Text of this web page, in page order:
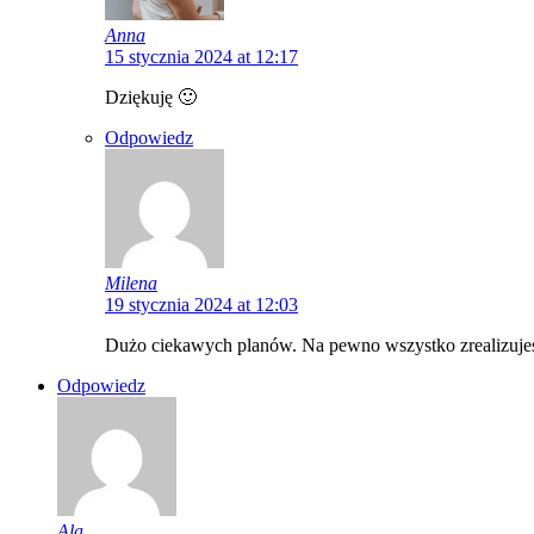
Anna
15 stycznia 2024 at 12:17
Dziękuję 🙂
Odpowiedz
Milena
19 stycznia 2024 at 12:03
Dużo ciekawych planów. Na pewno wszystko
Odpowiedz